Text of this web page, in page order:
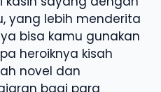
yang lebih menderita
bisa kamu gunakan
heroiknya kisah
novel dan
bagi para